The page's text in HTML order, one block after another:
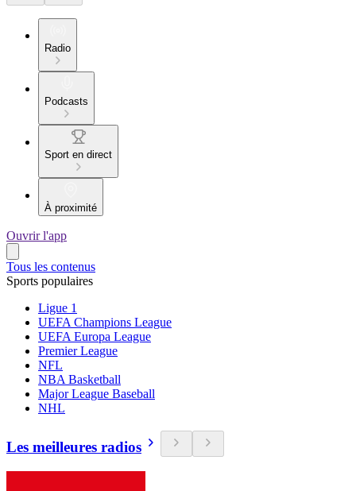
Radio
Podcasts
Sport en direct
À proximité
Ouvrir l'app
Tous les contenus
Sports populaires
Ligue 1
UEFA Champions League
UEFA Europa League
Premier League
NFL
NBA Basketball
Major League Baseball
NHL
Les meilleures radios